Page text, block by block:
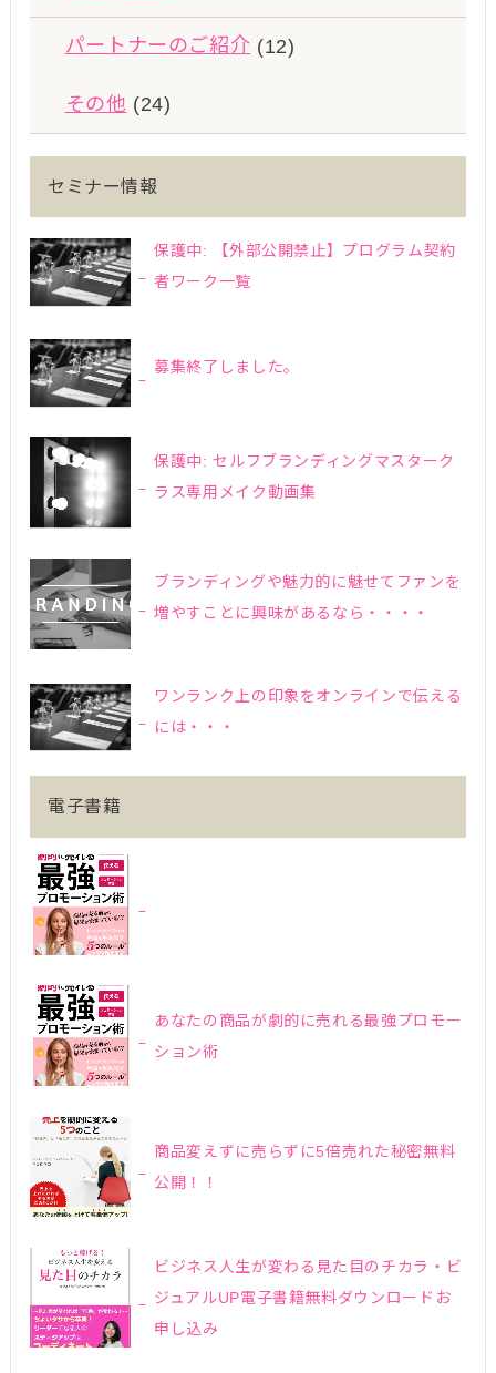
パートナーのご紹介 (12)
その他 (24)
セミナー情報
保護中: 【外部公開禁止】プログラム契約
者ワーク一覧
募集終了しました。
保護中: セルフブランディングマスターク
ラス専用メイク動画集
ブランディングや魅力的に魅せてファンを
増やすことに興味があるなら・・・・
ワンランク上の印象をオンラインで伝える
には・・・
電子書籍
あなたの商品が劇的に売れる最強プロモー
ション術
商品変えずに売らずに5倍売れた秘密無料
公開！！
ビジネス人生が変わる見た目のチカラ・ビ
ジュアルUP電子書籍無料ダウンロードお
申し込み